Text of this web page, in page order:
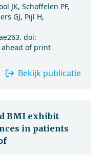
JK, Schoffelen PF,
GJ, Pijl H,
doi:
ahead of print
Bekijk publicatie
BMI exhibit
in patients